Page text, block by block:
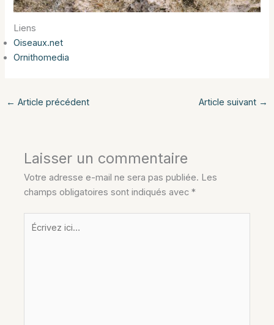
Liens
Oiseaux.net
Ornithomedia
← Article précédent Article suivant →
Laisser un commentaire
Votre adresse e-mail ne sera pas publiée. Les
champs obligatoires sont indiqués avec*
Écrivez
ici…